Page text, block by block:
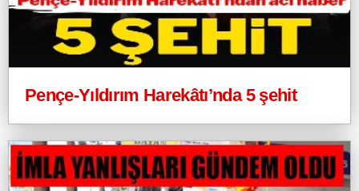
Pençe-Yıldırım Harekâtı’nda 5 şehit